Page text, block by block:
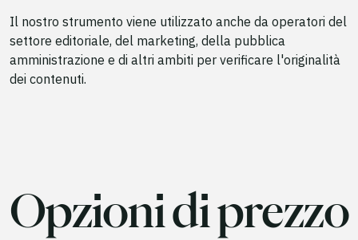
Il nostro strumento viene utilizzato anche da operatori del
settore editoriale, del marketing, della pubblica
amministrazione e di altri ambiti per verificare l'originalità
dei contenuti.
Opzioni di prezzo